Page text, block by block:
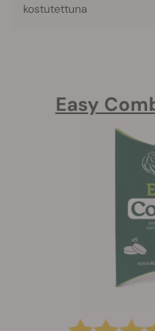
kostutettuna
Easy